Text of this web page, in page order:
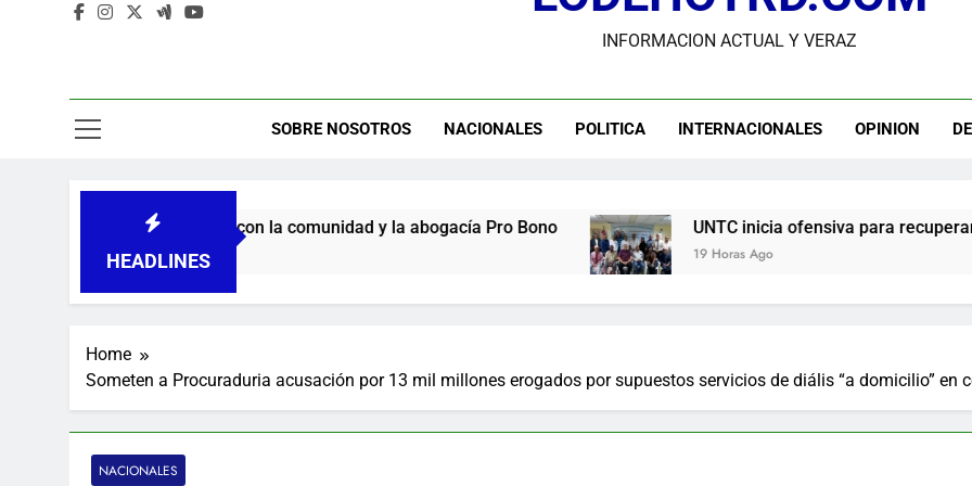
Guanin reconoce a Lora & Asociados por su compromiso
Star Sport desarrolla en Santiago la sexta jornada sobre
INFORMACION ACTUAL Y VERAZ
SOBRE NOSOTROS NACIONALES POLITICA INTERNACIONALES OPINION
HEADLINES
con la comunidad y la abogacía Pro Bono UNTC inicia ofensiva para recuperar fuerza gremial
19 Horas Ago
Home
Someten a Procuraduria acusación por 13 mil millones erogados por supuestos servicios de diális “a domicilio” en
NACIONALES